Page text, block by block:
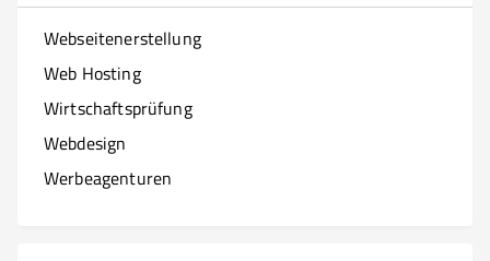
Webseitenerstellung
Web Hosting
Wirtschaftsprüfung
Webdesign
Werbeagenturen